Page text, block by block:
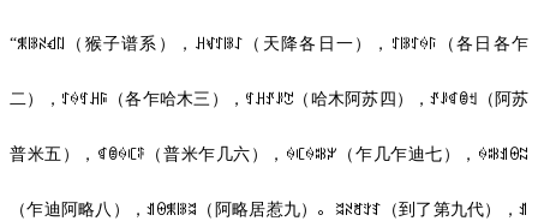
“ꐩꍀꋊꃹꇁ（猴子谱系），ꃅꃴꇰꍀꋍ（天降各日一），ꇰꍀꇰꍈꑍ（各日各乍
二），ꇰꍈꉐꃅꌕ（各乍哈木三），ꉐꃅꀋꌠꇖ（哈木阿苏四），ꀋꌠꁍꂮꉬ（阿苏
普米五），ꁍꂮꍈꏸꃘ（普米乍几六），ꍈꏸꍈꄀꏃ（乍几乍迪七），ꍈꄀꀊꑙꉆ
（乍迪阿略八），ꀊꑙꐩꍀꈬ（阿略居惹九）。ꈬꋊꐛꇬꆏ（到了第九代），ꀊ